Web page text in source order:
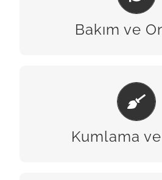
Bakım ve
Kumlama
KUMLAMA &